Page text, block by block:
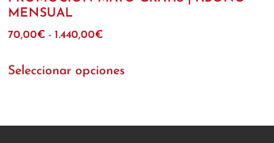
MENSUAL
70,00€ - 1.440,00€
Seleccionar opciones